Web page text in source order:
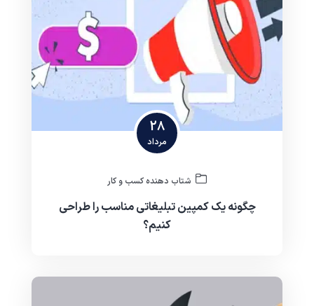
28
مرداد
شتاب دهنده کسب و کار
چگونه یک کمپین تبلیغاتی مناسب را طراحی
کنیم؟